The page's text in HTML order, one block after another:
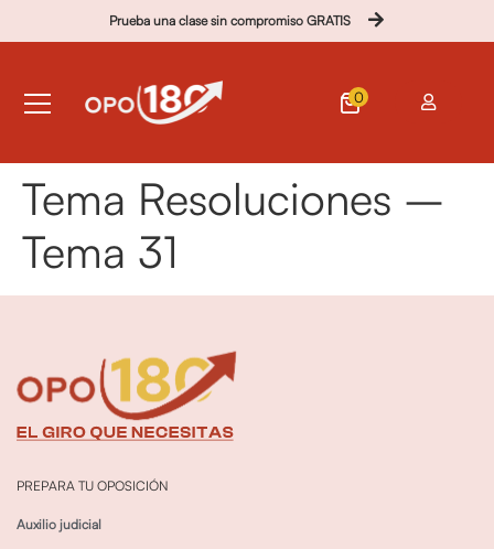
Prueba una clase sin compromiso GRATIS
0
Tema Resoluciones –
Tema 31
PREPARA TU OPOSICIÓN
Auxilio judicial